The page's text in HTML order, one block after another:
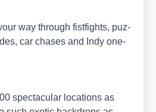
way through fist­fights, puz­
car cha­ses and Indy one-
spec­ta­cu­lar loca­ti­ons as